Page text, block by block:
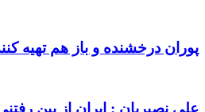
پوران درخشنده و باز هم تهیه